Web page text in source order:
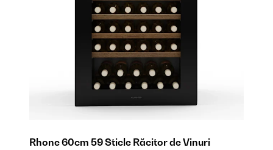
Rhone 60cm 59 Sticle Răcitor de Vinuri